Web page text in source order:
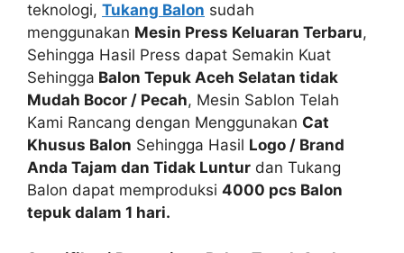
teknologi, Tukang Balon sudah
menggunakan Mesin Press Keluaran Terbaru,
Sehingga Hasil Press dapat Semakin Kuat
Sehingga Balon Tepuk Aceh Selatan tidak
Mudah Bocor / Pecah, Mesin Sablon Telah
Kami Rancang dengan Menggunakan Cat
Khusus Balon Sehingga Hasil Logo / Brand
Anda Tajam dan Tidak Luntur dan Tukang
Balon dapat memproduksi 4000 pcs Balon
tepuk dalam 1 hari.